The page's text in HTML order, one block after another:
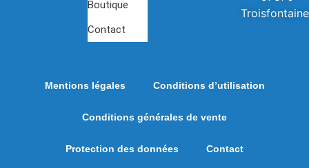
Boutique
Contact
Mentions légales Conditions d’utilisation
Conditions générales de vente
Protection des données Contact